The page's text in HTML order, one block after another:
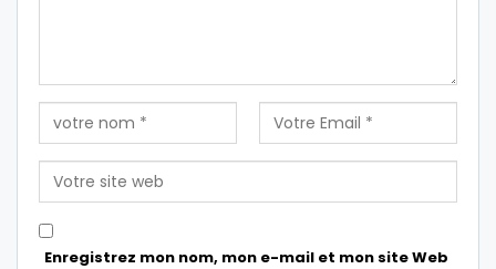
Enregistrez mon nom, mon e-mail et mon site Web